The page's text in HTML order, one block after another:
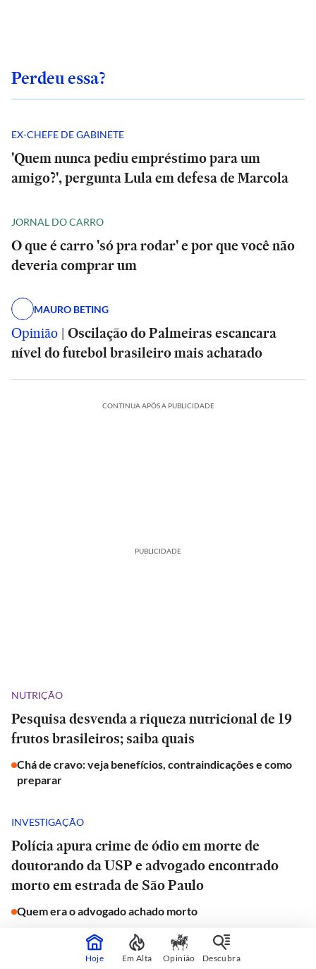
Perdeu essa?
EX-CHEFE DE GABINETE
'Quem nunca pediu empréstimo para um
amigo?', pergunta Lula em defesa de Marcola
JORNAL DO CARRO
O que é carro 'só pra rodar' e por que você não
deveria comprar um
MAURO BETING
Opinião | Oscilação do Palmeiras escancara
nível do futebol brasileiro mais achatado
CONTINUA APÓS A PUBLICIDADE
PUBLICIDADE
NUTRIÇÃO
Pesquisa desvenda a riqueza nutricional de 19
frutos brasileiros; saiba quais
Chá de cravo: veja benefícios, contraindicações e como
preparar
INVESTIGAÇÃO
Polícia apura crime de ódio em morte de
doutorando da USP e advogado encontrado
morto em estrada de São Paulo
Quem era o advogado achado morto
JORNAL DO CARRO
Hoje Em Alta Opinião Descubra